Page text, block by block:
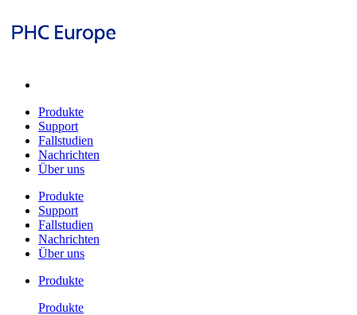
Produkte
Support
Fallstudien
Nachrichten
Über uns
Produkte
Support
Fallstudien
Nachrichten
Über uns
Produkte
Produkte